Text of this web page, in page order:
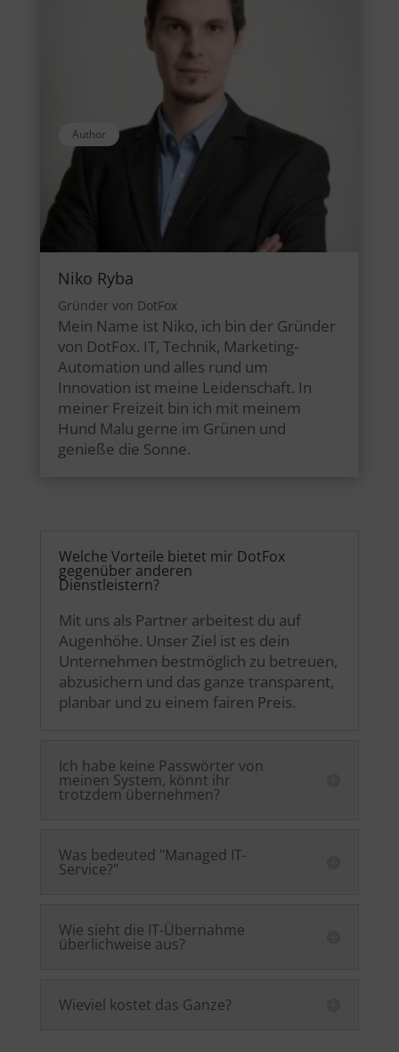
Author
Niko Ryba
Gründer von DotFox
Mein Name ist Niko, ich bin der Gründer
von DotFox. IT, Technik, Marketing-
Automation und alles rund um
Innovation ist meine Leidenschaft. In
meiner Freizeit bin ich mit meinem
Hund Malu gerne im Grünen und
genieße die Sonne.
Welche Vorteile bietet mir DotFox
gegenüber anderen
Dienstleistern?
Mit uns als Partner arbeitest du auf
Augenhöhe. Unser Ziel ist es dein
Unternehmen bestmöglich zu betreuen,
abzusichern und das ganze transparent,
planbar und zu einem fairen Preis.
Ich habe keine Passwörter von
meinen System, könnt ihr
trotzdem übernehmen?
Was bedeuted "Managed IT-
Service?"
Wie sieht die IT-Übernahme
überlichweise aus?
Wieviel kostet das Ganze?